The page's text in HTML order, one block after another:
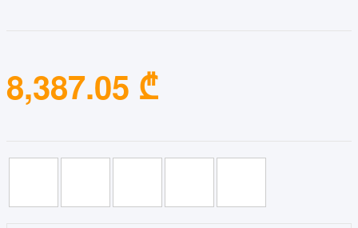
8,387.05 ₾